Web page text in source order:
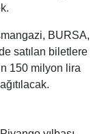
BURSA,
satılan biletlere
150 milyon lira